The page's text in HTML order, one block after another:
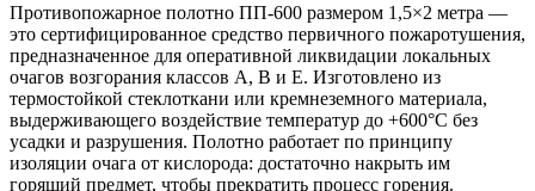
Противопожарное полотно ПП-600 размером 1,5×2 метра —
это сертифицированное средство первичного пожаротушения,
предназначенное для оперативной ликвидации локальных
очагов возгорания классов A, B и E. Изготовлено из
термостойкой стеклоткани или кремнеземного материала,
выдерживающего воздействие температур до +600°C без
усадки и разрушения. Полотно работает по принципу
изоляции очага от кислорода: достаточно накрыть им
горящий предмет, чтобы прекратить процесс горения.